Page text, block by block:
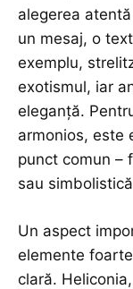
alegerea
un mesaj, o
exemplu,
exotismul, iar
eleganță.
armonios, este
punct comun –
sau
Un aspect
elemente
clară.